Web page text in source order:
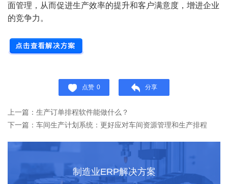
面管理，从而促进生产效率的提升和客户满意度，增进企业
的竞争力。
点赞 0 分享
上一篇：生产订单排程软件能做什么？
下一篇：车间生产计划系统：更好应对车间资源管理和生产排程
制造业ERP解决方案